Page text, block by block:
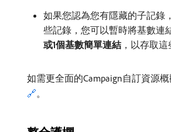
如果您認為您有隱藏的子記錄
些記錄，您可以暫時將基數連
或1個基數簡單連結 ，以存取這
如需更全面的Campaign自訂資源
🔗。